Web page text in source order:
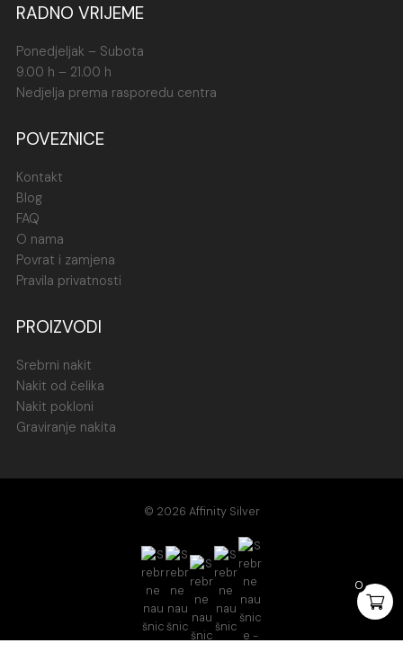
0
RADNO VRIJEME
Ponedjeljak – Subota
9.00 h – 21.00 h
Nedjelja prema rasporedu centra
POVEZNICE
Kontakt
Blog
FAQ
O nama
Povrat i zamjena
Pravila privatnosti
PROIZVODI
Srebrni nakit
Nakit od čelika
Nakit pokloni
Graviranje nakita
© 2026 Affinity Silver